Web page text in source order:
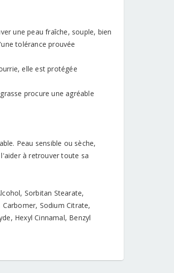
une peau fraîche, souple, bien
tolérance prouvée
elle est protégée
procure une agréable
Peau sensible ou sèche,
à retrouver toute sa
Sorbitan Stearate,
Sodium Citrate,
Hexyl Cinnamal, Benzyl